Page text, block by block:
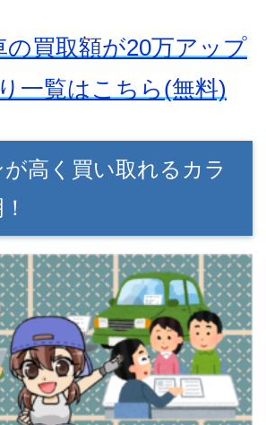
の買取額が20万アップ
一覧はこちら(無料)
高く買い取れるカラ